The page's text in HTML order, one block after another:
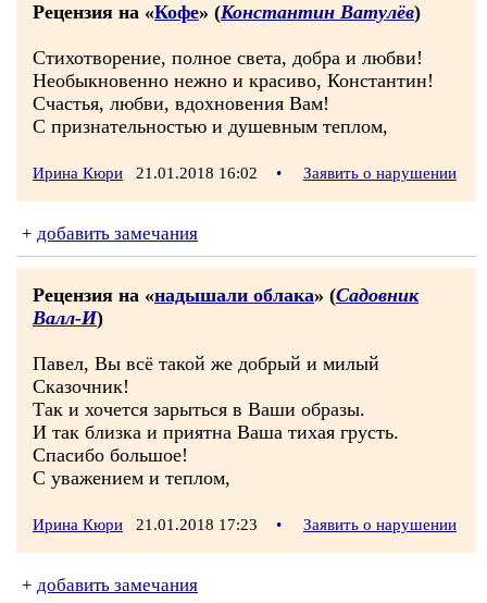
Рецензия на «Кофе» (Константин Ватулёв)
Стихотворение, полное света, добра и любви!
Необыкновенно нежно и красиво, Константин!
Счастья, любви, вдохновения Вам!
С признательностью и душевным теплом,
Ирина Кюри 21.01.2018 16:02 • Заявить о нарушении
+ добавить замечания
Рецензия на «надышали облака» (Садовник
Валл-И)
Павел, Вы всё такой же добрый и милый
Сказочник!
Так и хочется зарыться в Ваши образы.
И так близка и приятна Ваша тихая грусть.
Спасибо большое!
С уважением и теплом,
Ирина Кюри 21.01.2018 17:23 • Заявить о нарушении
+ добавить замечания